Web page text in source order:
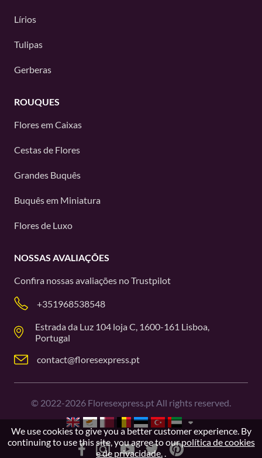
Lírios
Tulipas
Gerberas
ROUQUES
Flores em Caixas
Cestas de Flores
Grandes Buquês
Buquês em Miniatura
Flores de Luxo
NOSSAS AVALIAÇÕES
Confira nossas avaliações noTrustpilot
+351968538548
Estrada da Luz 104 loja C, 1600-161 Lisboa,
Portugal
contact@floresexpress.pt
© 2022-2026 Floresexpress.pt All rights reserved.
We use cookies to give you a better customer experience. By
continuing to use this site, you agree to ourpolítica de cookies
e de privacidade..